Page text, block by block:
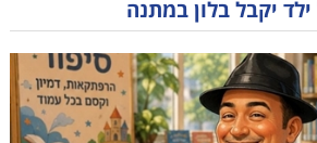
יקבל בלון במתנה